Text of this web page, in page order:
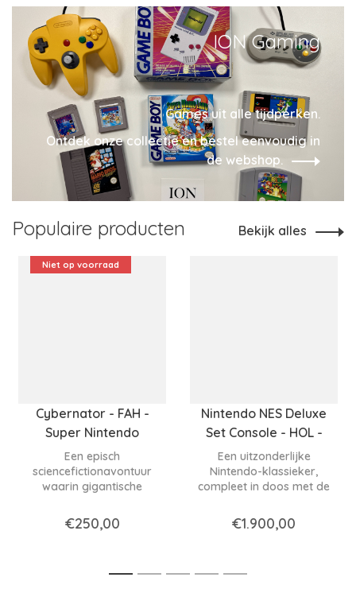
ION Gaming
Games uit alle tijdperken.
Ontdek onze collectie en bestel eenvoudig in
de webshop.
Populaire producten Bekijk alles
Niet op voorraad
Cybernator - FAH -
Super Nintendo
Een episch
sciencefictionavontuur
waarin gigantische
gevechten en een
meeslepend
klassieker.
€250,00
Nintendo NES Deluxe
Set Console - HOL -
Nintendo NES
Een uitzonderlijke
Nintendo-klassieker,
compleet in doos met de
nostalgie en
verzamelwaarde perfect
€1.900,00
1 2 3 4 5